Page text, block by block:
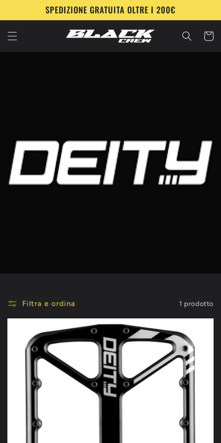
direttamente
ai contenuti
SPEDIZIONE GRATUITA OLTRE I 200€
Carrello
Filtra e ordina 1 prodotto